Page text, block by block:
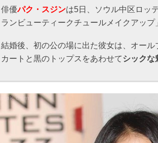
俳優パク・スジンは5日、ソウル中区ロッ
ランビューティークチュールメイクアップ
結婚後、初の公の場に出た彼女は、オー
カートと黒のトップスをあわせて シックな